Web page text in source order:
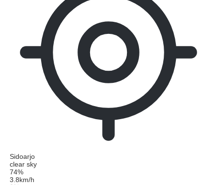
Sidoarjo
clear sky
74%
3.8km/h